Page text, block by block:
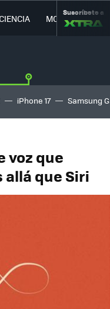
MOVILIDAD
Suscríbete a
iPhone 17 Samsung
voz que
que Siri